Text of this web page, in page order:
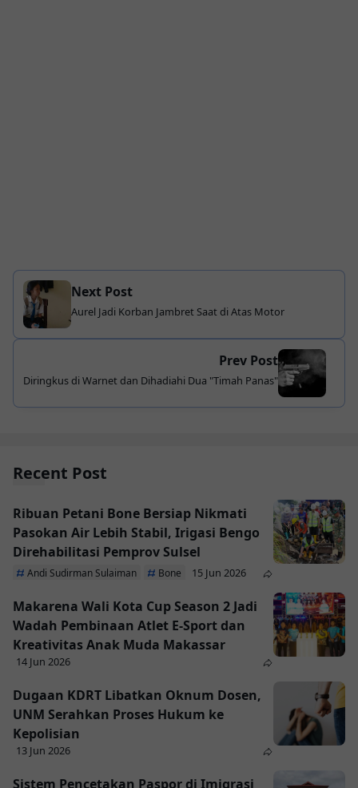
Next Post
Aurel Jadi Korban Jambret Saat di Atas Motor
Prev Post
Diringkus di Warnet dan Dihadiahi Dua "Timah Panas"
Recent Post
Ribuan Petani Bone Bersiap Nikmati
Pasokan Air Lebih Stabil, Irigasi Bengo
Direhabilitasi Pemprov Sulsel
Andi Sudirman Sulaiman Bone 15 Jun 2026
Makarena Wali Kota Cup Season 2 Jadi
Wadah Pembinaan Atlet E-Sport dan
Kreativitas Anak Muda Makassar
14 Jun 2026
Dugaan KDRT Libatkan Oknum Dosen,
UNM Serahkan Proses Hukum ke
Kepolisian
13 Jun 2026
Sistem Pencetakan Paspor di Imigrasi